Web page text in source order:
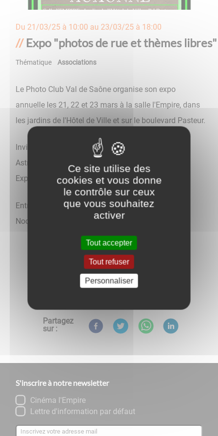
Du 21/03/25 à 10:00 au 23/03/25 à 18:00
Expo "photos de rue et thèmes libres"
Thématique Associations
Le Photo Club Val de Saône organise son expo
annuelle les 21, 22 et 23 mars à la salle l'Empire, dans
les jardins de l'Hôtel de Ville et sur le boulevard Pasteur.
Invité d'honneur : Cygnus 21
Astronomie en Plaine de Saône
Exposition matériel d'observation et prise de vue
Entrée libre de 10h à 18h
Nocturne samedi jusqu'à 21h
Partagez
sur :
S'inscrire à notre newsletter
Cinéma l'Empire
Lettre d'information par défaut
Ce site utilise des
cookies et vous donne
le contrôle sur ceux
que vous souhaitez
activer
Tout accepter
Tout refuser
Personnaliser